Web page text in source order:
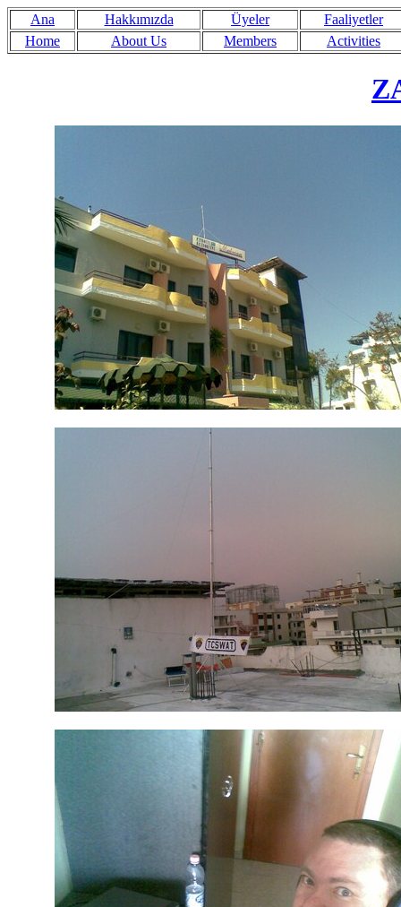
Ana Hakkımızda Üyeler
Faaliyetler
Home
About Us Members Activities